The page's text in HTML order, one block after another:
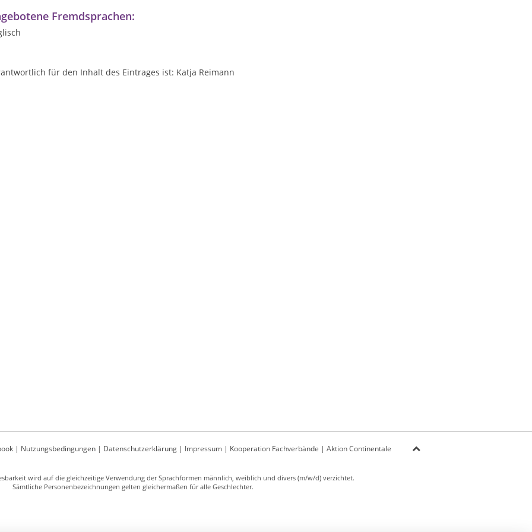
Fremdsprachen:
für den Inhalt des Eintrages ist: Katja Reimann
| Nutzungsbedingungen| Datenschutzerklärung| Impressum| Kooperation Fachverbände | Aktion Continentale
wird auf die gleichzeitige Verwendung der Sprachformen männlich, weiblich und divers (m/w/d) verzichtet.
Sämtliche Personenbezeichnungen gelten gleichermaßen für alle Geschlechter.